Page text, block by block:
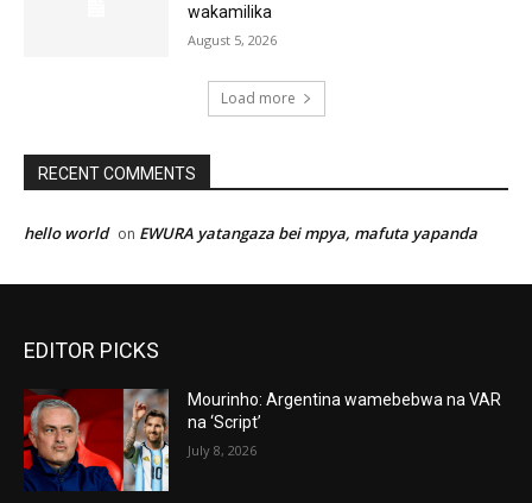
wakamilika
August 5, 2026
Load more
RECENT COMMENTS
hello world on EWURA yatangaza bei mpya, mafuta yapanda
EDITOR PICKS
Mourinho: Argentina wamebebwa na VAR
na ‘Script’
July 8, 2026